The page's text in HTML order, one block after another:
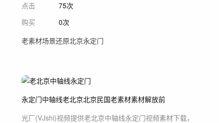
点击
75次
购买
0次
老素材场景还原北京永定门
永定门中轴线老北京北京民国老素材素材解放前
光厂(VJshi)视频提供老北京中轴线永定门视频素材下载，